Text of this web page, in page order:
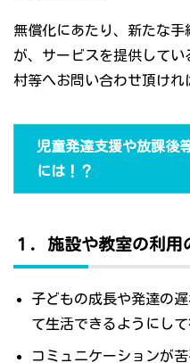
無償化にあたり、新たな
が、サービスを提供して
村等へお問い合わせ頂けれ
児童発達支援や放課後
には！？
１．施設や教室の利用
子どもの成長や発達の
て生活できるようにして
コミュニケーションが